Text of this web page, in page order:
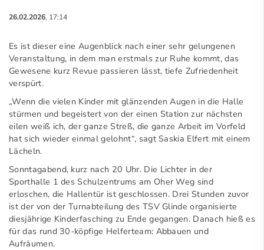
26.02.2026, 17:14
Es ist dieser eine Augenblick nach einer sehr gelungenen
Veranstaltung, in dem man erstmals zur Ruhe kommt, das
Gewesene kurz Revue passieren lässt, tiefe Zufriedenheit
verspürt.
„Wenn die vielen Kinder mit glänzenden Augen in die Halle
stürmen und begeistert von der einen Station zur nächsten
eilen weiß ich, der ganze Streß, die ganze Arbeit im Vorfeld
hat sich wieder einmal gelohnt“, sagt Saskia Elfert mit einem
Lächeln.
Sonntagabend, kurz nach 20 Uhr. Die Lichter in der
Sporthalle 1 des Schulzentrums am Oher Weg sind
erloschen, die Hallentür ist geschlossen. Drei Stunden zuvor
ist der von der Turnabteilung des TSV Glinde organisierte
diesjährige Kinderfasching zu Ende gegangen. Danach hieß es
für das rund 30-köpfige Helferteam: Abbauen und
Aufräumen.